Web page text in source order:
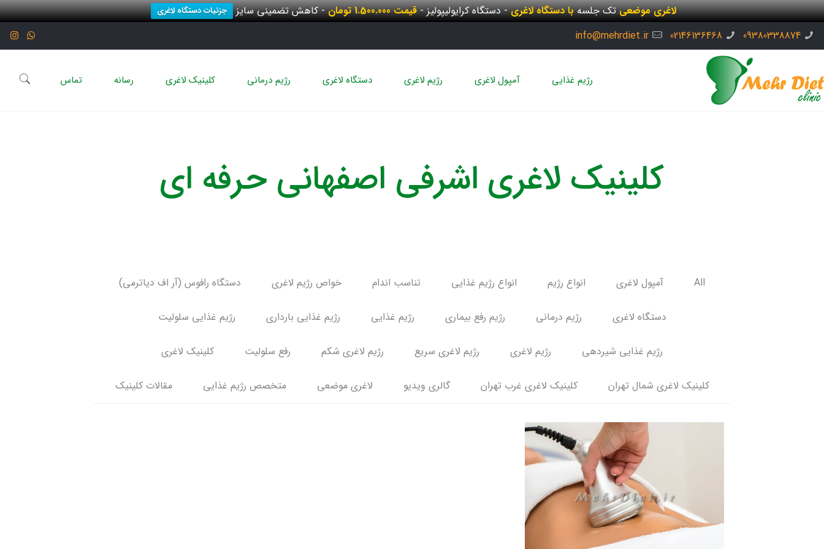
لاغری موضعیتک جلسهبا دستگاه لاغری- دستگاه کرایولیپولیز -قیمت 1.500.000 تومان - کاهش تضمینی سایز جزئیات دستگاه لاغری
09380338874
02146136468
info@mehrdiet.ir
رژیم غذایی آمپول لاغری رژیم لاغری دستگاه لاغری رژیم درمانی کلینیک لاغری رسانه تماس
کلینیک لاغری اشرفی اصفهانی حرفه ای
All آمپول لاغری انواع رژیم انواع رژیم غذایی تناسب اندام خواص رژیم لاغری دستگاه رافوس (آر اف دیاترمی)
دستگاه لاغری رژیم درمانی رژیم رفع بیماری رژیم غذایی رژیم غذایی بارداری رژیم غذایی سلولیت
رژیم غذایی شیردهی رژیم لاغری رژیم لاغری سریع رژیم لاغری شکم رفع سلولیت کلینیک لاغری
کلینیک لاغری شمال تهران کلینیک لاغری غرب تهران گالری ویدیو لاغری موضعی متخصص رژیم غذایی مقالات کلینیک